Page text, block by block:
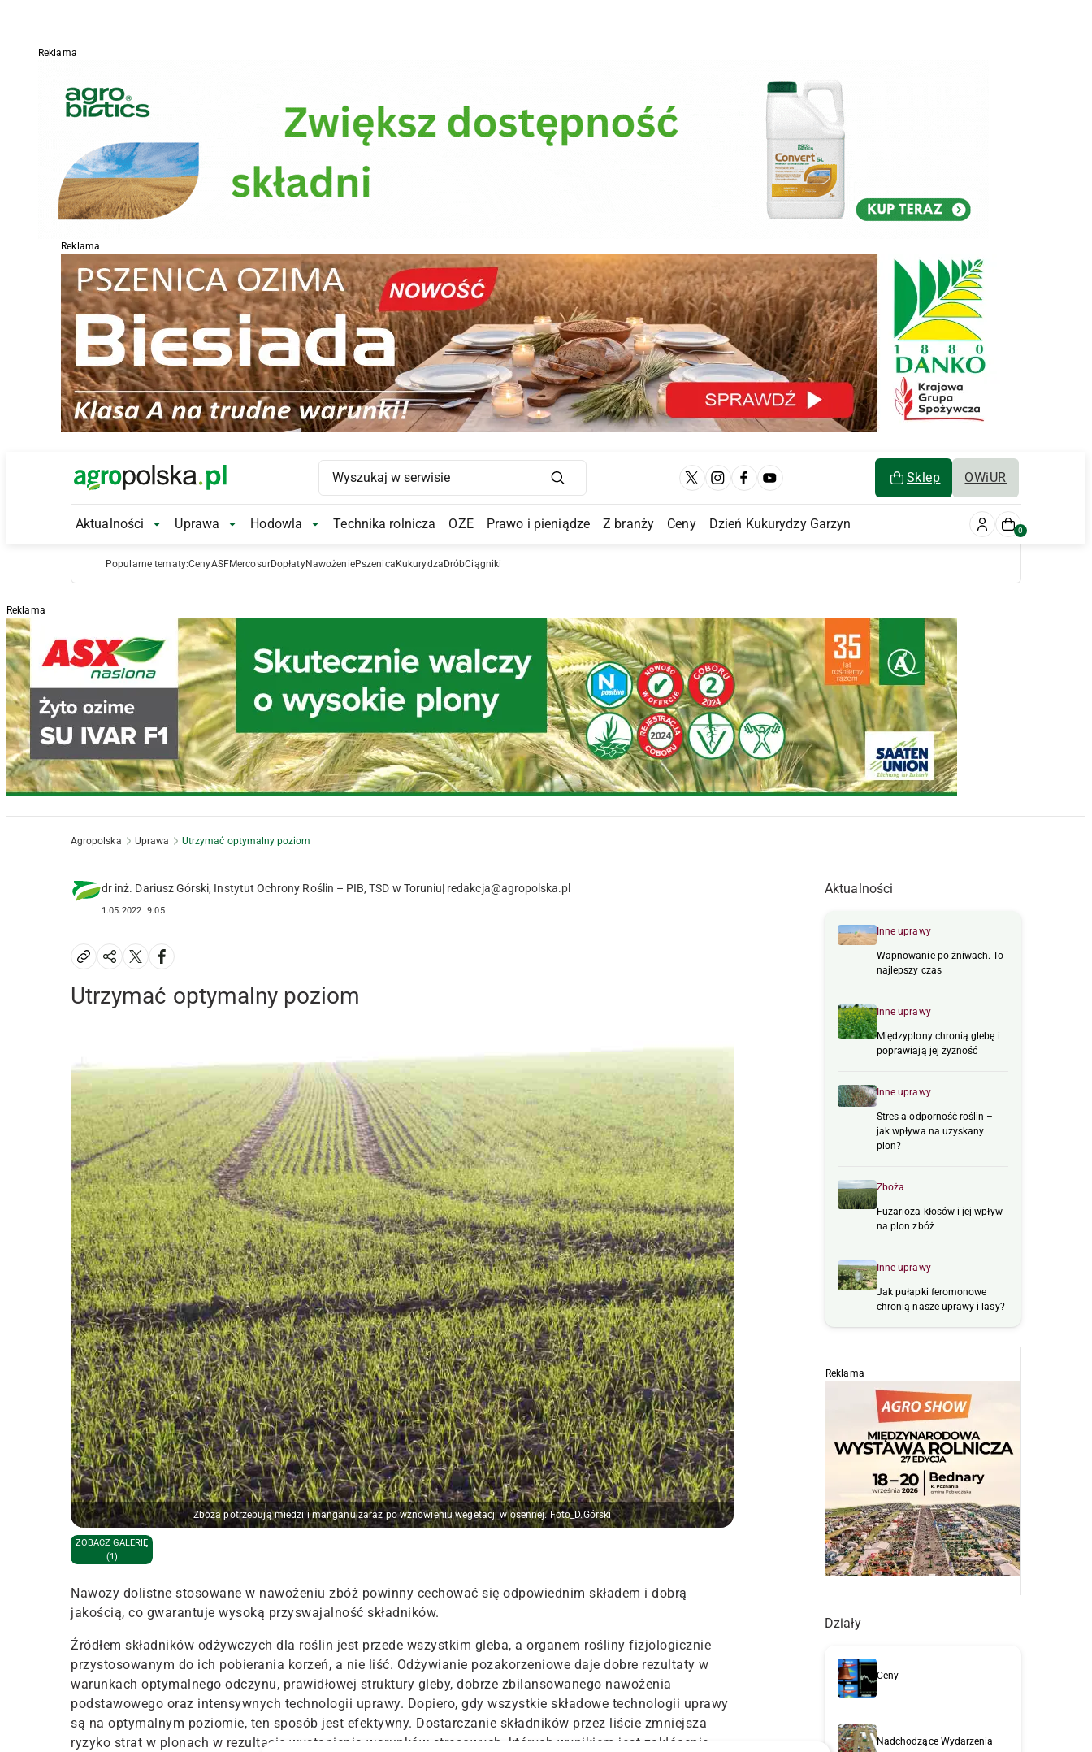
Reklama
Reklama
Main Logo Sklep OWiUR
Main Navigation
Aktualności Aktualności Submenu
Uprawa Uprawa Submenu
Hodowla Hodowla Submenu
Technika rolnicza OZE Prawo i pieniądze Z branży Ceny Dzień Kukurydzy Garzyn 0
Popularne tematy:CenyASFMercosurDopłatyNawożeniePszenica Kukurydza DróbCiągniki
Reklama
Agropolska Uprawa Utrzymać optymalny poziom
dr inż. Dariusz Górski, Instytut Ochrony Roślin – PIB, TSD w Toruniu| redakcja@agropolska.pl
1.05.2022 9:05
Utrzymać optymalny poziom
Zboża potrzebują miedzi i manganu zaraz po wznowieniu wegetacji wiosennej. Foto_D.Górski
ZOBACZ GALERIĘ
(1)
Nawozy dolistne stosowane w nawożeniu zbóż powinny cechować się odpowiednim składem i dobrą
jakością, co gwarantuje wysoką przyswajalność składników.
Źródłem składników odżywczych dla roślin jest przede wszystkim gleba, a organem rośliny fizjologicznie
przystosowanym do ich pobierania korzeń, a nie liść. Odżywianie pozakorzeniowe daje dobre rezultaty w
warunkach optymalnego odczynu, prawidłowej struktury gleby, dobrze zbilansowanego nawożenia
podstawowego oraz intensywnych technologii uprawy. Dopiero, gdy wszystkie składowe technologii uprawy
są na optymalnym poziomie, ten sposób jest efektywny. Dostarczanie składników przez liście zmniejsza
ryzyko strat w plonach w rezultacie wystąpienia warunków stresowych, których wynikiem jest zakłócenie
Aktualności
Inne uprawy
Wapnowanie po żniwach. To
najlepszy czas
Inne uprawy
Międzyplony chronią glebę i
poprawiają jej żyzność
Inne uprawy
Stres a odporność roślin –
jak wpływa na uzyskany
plon?
Zboża
Fuzarioza kłosów i jej wpływ
na plon zbóż
Inne uprawy
Jak pułapki feromonowe
chronią nasze uprawy i lasy?
Reklama
Działy
Ceny
Nadchodzące Wydarzenia